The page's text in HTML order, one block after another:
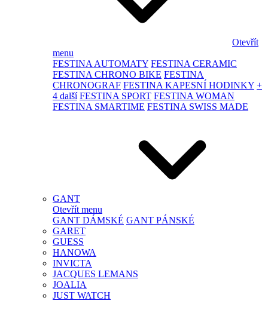
Otevřít
menu
FESTINA AUTOMATY FESTINA CERAMIC
FESTINA CHRONO BIKE FESTINA
CHRONOGRAF FESTINA KAPESNÍ HODINKY +
4 další FESTINA SPORT FESTINA WOMAN
FESTINA SMARTIME FESTINA SWISS MADE
GANT
Otevřít menu
GANT DÁMSKÉ GANT PÁNSKÉ
GARET
GUESS
HANOWA
INVICTA
JACQUES LEMANS
JOALIA
JUST WATCH